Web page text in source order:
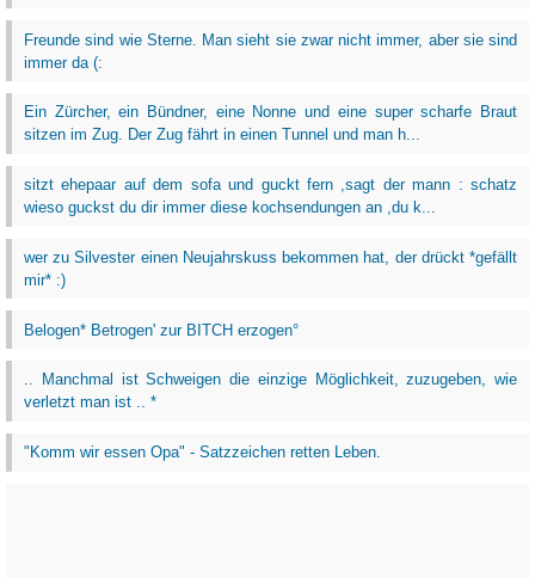
Freunde sind wie Sterne. Man sieht sie zwar nicht immer, aber sie sind
immer da (:
Ein Zürcher, ein Bündner, eine Nonne und eine super scharfe Braut
sitzen im Zug. Der Zug fährt in einen Tunnel und man h...
sitzt ehepaar auf dem sofa und guckt fern ,sagt der mann : schatz
wieso guckst du dir immer diese kochsendungen an ,du k...
wer zu Silvester einen Neujahrskuss bekommen hat, der drückt *gefällt
mir* :)
Belogen* Betrogen' zur BITCH erzogen°
.. Manchmal ist Schweigen die einzige Möglichkeit, zuzugeben, wie
verletzt man ist .. *
"Komm wir essen Opa" - Satzzeichen retten Leben.